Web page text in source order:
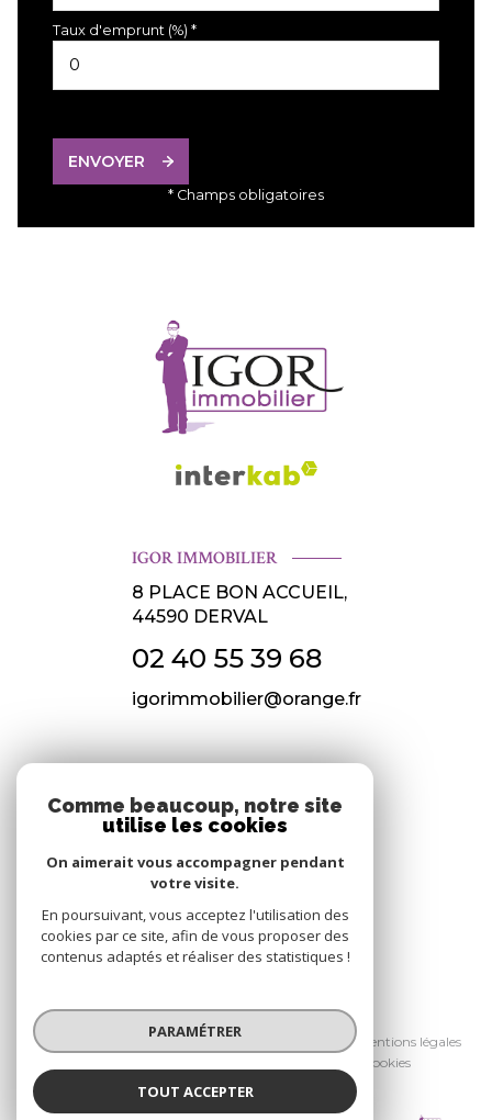
Taux d'emprunt (%) *
ENVOYER
* Champs obligatoires
Igor Immobilier
IGOR IMMOBILIER
8 PLACE BON ACCUEIL,
44590 DERVAL
02 40 55 39 68
igorimmobilier@orange.fr
Nous suivre
© 2026 | Tous droits réservés
Nos honoraires
Nos partenaires
Mentions légales
Cookies
Réalisé par :
Comme beaucoup, notre site
utilise les cookies
On aimerait vous accompagner pendant
votre visite.
En poursuivant, vous acceptez l'utilisation des
cookies par ce site, afin de vous proposer des
contenus adaptés et réaliser des statistiques !
PARAMÉTRER
TOUT ACCEPTER